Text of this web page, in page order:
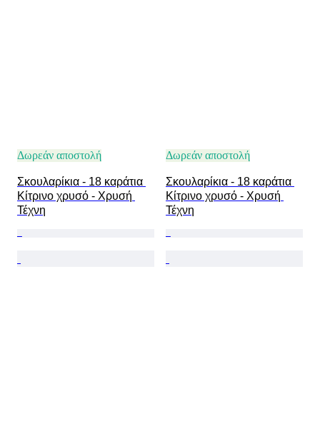
Δωρεάν αποστολή
Σκουλαρίκια - 18 καράτια
Κίτρινο χρυσό - Χρυσή
Τέχνη
Δωρεάν αποστολή
Σκουλαρίκια - 18 καράτια
Κίτρινο χρυσό - Χρυσή
Τέχνη